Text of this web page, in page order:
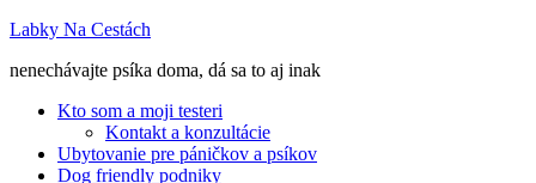
Labky Na Cestách
nenechávajte psíka doma, dá sa to aj inak
Kto som a moji testeri
Kontakt a konzultácie
Ubytovanie pre páničkov a psíkov
Dog friendly podniky